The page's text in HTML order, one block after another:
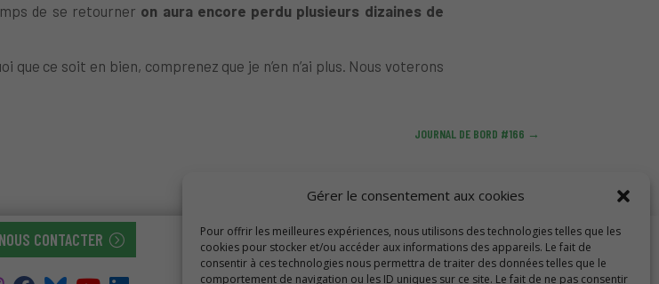
Gérer le consentement aux cookies
Pour offrir les meilleures expériences, nous utilisons des technologies telles que les
cookies pour stocker et/ou accéder aux informations des appareils. Le fait de
consentir à ces technologies nous permettra de traiter des données telles que le
comportement de navigation ou les ID uniques sur ce site. Le fait de ne pas consentir
de se retourner on auraencore perdu plusieurs dizaines de
ce soit en bien, comprenez que je n’en n’ai plus. Nous voterons
JOURNAL DE BORD #166 →
NOUS CONTACTER